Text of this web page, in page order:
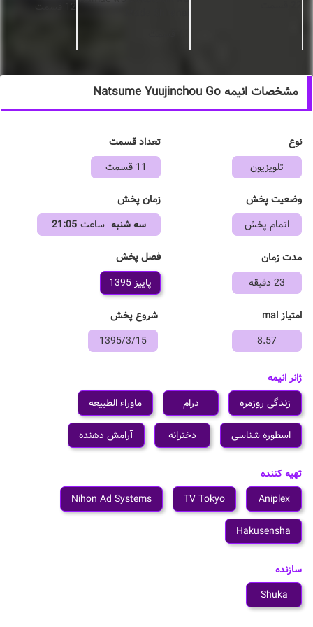
مشخصات انیمه Natsume Yuujinchou Go
نوع
تلویزیون
تعداد قسمت
11 قسمت
وضعیت پخش
اتمام پخش
زمان پخش
سه شنبه ساعت 21:05
مدت زمان
23 دقیقه
فصل پخش
پاییز 1395
امتیاز mal
8.57
شروع پخش
1395/3/15
ژانر انیمه
زندگی روزمره
درام ماوراء الطبیعه
اسطوره شناسی دخترانه آرامش دهنده
تهیه کننده
Aniplex
TV Tokyo
Nihon Ad Systems
Hakusensha
سازنده
Shuka